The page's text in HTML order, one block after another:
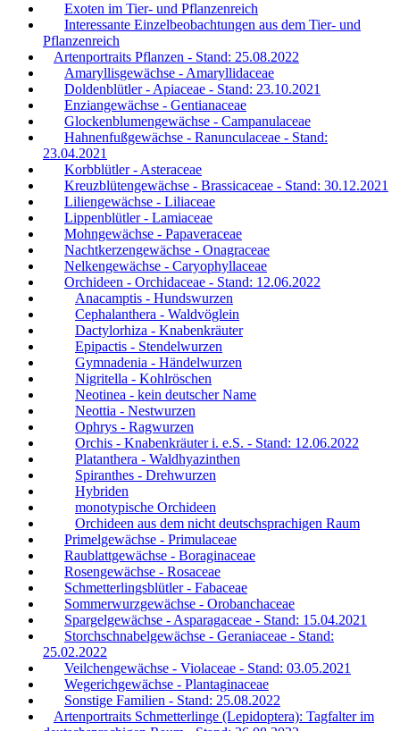
Exoten im Tier- und Pflanzenreich
Interessante Einzelbeobachtungen aus dem Tier- und
Pflanzenreich
Artenportraits Pflanzen - Stand: 25.08.2022
Amaryllisgewächse - Amaryllidaceae
Doldenblütler - Apiaceae - Stand: 23.10.2021
Enziangewächse - Gentianaceae
Glockenblumengewächse - Campanulaceae
Hahnenfußgewächse - Ranunculaceae - Stand:
23.04.2021
Korbblütler - Asteraceae
Kreuzblütengewächse - Brassicaceae - Stand: 30.12.2021
Liliengewächse - Liliaceae
Lippenblütler - Lamiaceae
Mohngewächse - Papaveraceae
Nachtkerzengewächse - Onagraceae
Nelkengewächse - Caryophyllaceae
Orchideen - Orchidaceae - Stand: 12.06.2022
Anacamptis - Hundswurzen
Cephalanthera - Waldvöglein
Dactylorhiza - Knabenkräuter
Epipactis - Stendelwurzen
Gymnadenia - Händelwurzen
Nigritella - Kohlröschen
Neotinea - kein deutscher Name
Neottia - Nestwurzen
Ophrys - Ragwurzen
Orchis - Knabenkräuter i. e.S. - Stand: 12.06.2022
Platanthera - Waldhyazinthen
Spiranthes - Drehwurzen
Hybriden
monotypische Orchideen
Orchideen aus dem nicht deutschsprachigen Raum
Primelgewächse - Primulaceae
Raublattgewächse - Boraginaceae
Rosengewächse - Rosaceae
Schmetterlingsblütler - Fabaceae
Sommerwurzgewächse - Orobanchaceae
Spargelgewächse - Asparagaceae - Stand: 15.04.2021
Storchschnabelgewächse - Geraniaceae - Stand:
25.02.2022
Veilchengewächse - Violaceae - Stand: 03.05.2021
Wegerichgewächse - Plantaginaceae
Sonstige Familien - Stand: 25.08.2022
Artenportraits Schmetterlinge (Lepidoptera): Tagfalter im